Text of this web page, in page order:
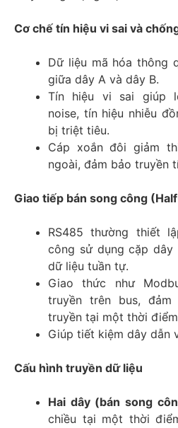
Cơ chế tín hiệu vi sai và
Dữ liệu mã hóa thông
giữa dây A và dây B.
Tín hiệu vi sai giúp
noise, tín hiệu nhiễu
bị triệt tiêu.
Cáp xoắn đôi giảm
ngoài, đảm bảo truyền
Giao tiếp bán song công
RS485 thường thiết
công sử dụng cặp dây
dữ liệu tuần tự.
Giao thức như
truyền trên bus,
truyền tại một thời
Giúp tiết kiệm dây dẫn
Cấu hình truyền dữ liệu
Hai dây (bán song
chiều tại một thời